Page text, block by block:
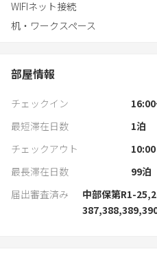
WIFIネット接続
机・ワークスペース
部屋情報
チェックイン
最短滞在日数
1泊
チェックアウト
10:00
最長滞在日数
99泊
届出審査済み
中部保第R1-